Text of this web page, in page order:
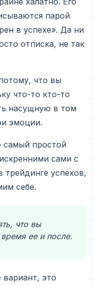
парой
в успехе». Да ни
отписка, не так
что вы
что-то кто-то
насущную в том
эмоции.
самый простой
сами с
успехов,
себе.
что вы
ее и после.
это